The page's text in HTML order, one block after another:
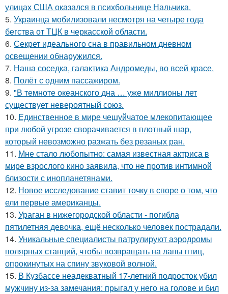
улицах США оказался в психбольнице Нальчика.
5. Укpaинца мобилизовали несмотря на четыре года
бегства от ТЦК в черкасской области.
6. Секрет идеального сна в правильном дневном
освещении обнаружился.
7. Наша соседка, галактика Андромеды, во всей красе.
8. Полёт с одним пассажиром.
9. "В темноте океанского дна … уже миллионы лет
существует невероятный союз.
10. Единственное в мире чешуйчатое млекопитающее
при любой угрозе сворачивается в плотный шар,
который невозможно разжать без резаных ран.
11. Мне стало любопытно: самая известная актриса в
мире взрослого кино заявила, что не против интимной
близости с инопланетянами.
12. Новое исследование ставит точку в споре о том, что
ели первые американцы.
13. Ураган в нижегородской области - погибла
пятилетняя девочка, ещё несколько человек пострадали.
14. Уникальные специалисты патрулируют аэродромы
полярных станций, чтобы возвращать на лапы птиц,
опрокинутых на спину звуковой волной.
15. В Кузбассе неадекватный 17-летний подросток убил
мужчину из-за замечания: прыгал у него на голове и бил